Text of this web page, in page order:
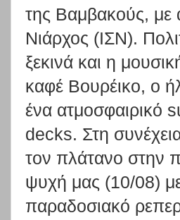
της Βαμβακούς, με
Νιάρχος (ΙΣΝ).
ξεκινά και η
καφέ Βουρέικο, ο
ένα ατμοσφαιρικό
decks. Στη
τον πλάτανο στην
ψυχή μας (10/08)
παραδοσιακό